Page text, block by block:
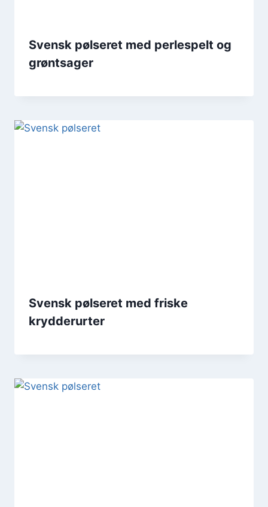
Svensk pølseret med perlespelt og
grøntsager
Svensk pølseret med friske
krydderurter